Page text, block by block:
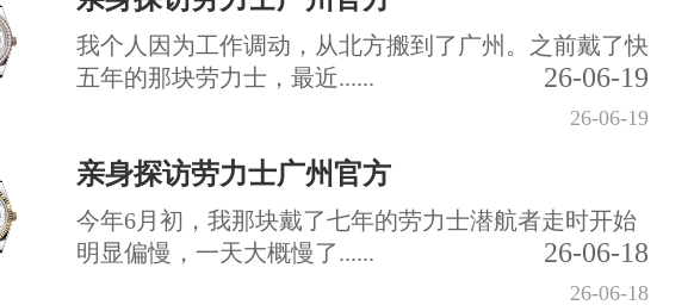
我个人因为工作调动，从北方搬到了广州。之前戴了快
五年的那块劳力士，最近......
26-06-19
26-06-19
亲身探访劳力士广州官方
今年6月初，我那块戴了七年的劳力士潜航者走时开始
明显偏慢，一天大概慢了......
26-06-18
26-06-18